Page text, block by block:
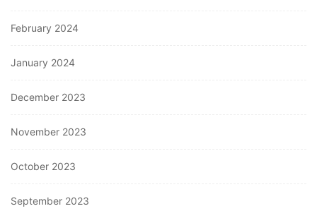
February 2024
January 2024
December 2023
November 2023
October 2023
September 2023